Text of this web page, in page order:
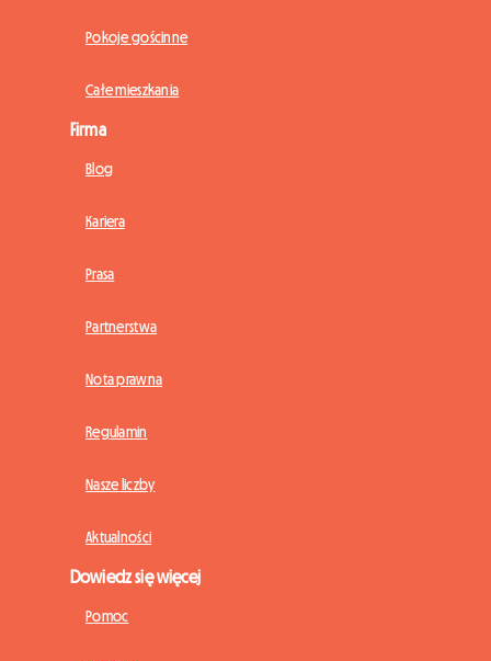
Pokoje gościnne
Całe mieszkania
Firma
Blog
Kariera
Prasa
Partnerstwa
Nota prawna
Regulamin
Nasze liczby
Aktualności
Dowiedz się więcej
Pomoc